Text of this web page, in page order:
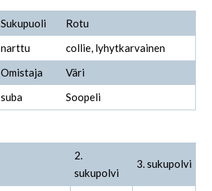
Sukupuoli
Rotu
narttu
collie, lyhytkarvainen
Omistaja
Väri
suba Soopeli
2.
sukupolvi
3. sukupolvi